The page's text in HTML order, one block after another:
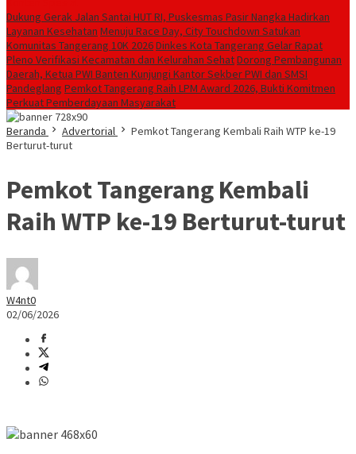
Dukung Gerak Jalan Santai HUT RI, Puskesmas Pasir Nangka Hadirkan
Layanan Kesehatan Menuju Race Day, City Touchdown Satukan
Komunitas Tangerang 10K 2026Dinkes Kota Tangerang Gelar Rapat
Pleno Verifikasi Kecamatan dan Kelurahan SehatDorong Pembangunan
Daerah, Ketua PWI Banten Kunjungi Kantor Sekber PWI dan SMSI
Pandeglang Pemkot Tangerang Raih LPM Award 2026, Bukti Komitmen
Perkuat Pemberdayaan Masyarakat
Beranda
Advertorial
Pemkot Tangerang Kembali Raih WTP ke-19
Berturut-turut
Pemkot Tangerang Kembali
Raih WTP ke-19 Berturut-turut
W4nt0
02/06/2026